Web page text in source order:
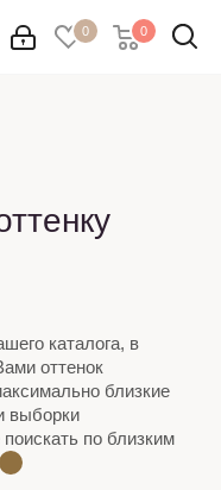
0 0
каталога, в
оттенок
близкие
выборки
по близким